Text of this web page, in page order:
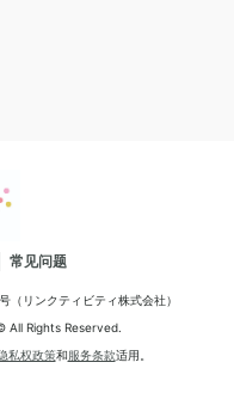
常见问题
リンクティビティ株式会社）
All Rights Reserved.
私权政策和服务条款适用。